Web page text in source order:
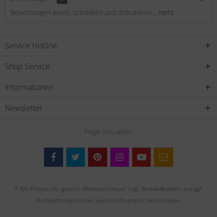
Bewertungen lesen, schreiben und diskutieren... mehr
Service Hotline
Shop Service
Informationen
Newsletter
Folge uns unter:
* Alle Preise inkl. gesetzl. Mehrwertsteuer zzgl. Versandkosten und ggf.
Nachnahmegebühren, wenn nicht anders beschrieben.